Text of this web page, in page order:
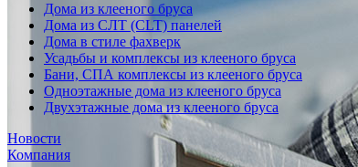
Дома из клееного бруса
Дома из СЛТ (CLT) панелей
Дома в стиле фахверк
Усадьбы и комплексы из клееного бруса
Бани, СПА комплексы из клееного бруса
Одноэтажные дома из клееного бруса
Двухэтажные дома из клееного бруса
Новости
Компания